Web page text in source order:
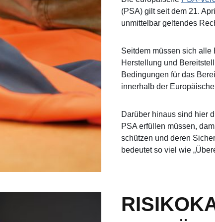
(PSA) gilt seit dem 21.
unmittelbar geltendes
Seitdem müssen sich alle
Herstellung und
Bedingungen für das
innerhalb der
Darüber hinaus sind hier
PSA erfüllen müssen,
schützen und deren
bedeutet so viel wie